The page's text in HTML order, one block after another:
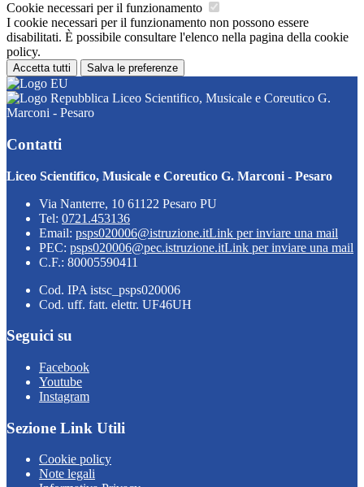
Cookie necessari per il funzionamento
I cookie necessari per il funzionamento non possono essere
disabilitati. È possibile consultare l'elenco nella pagina della cookie
policy.
Accetta tutti Salva le preferenze
Liceo Scientifico, Musicale e Coreutico G.
Marconi - Pesaro
Contatti
Liceo Scientifico, Musicale e Coreutico G. Marconi - Pesaro
Via Nanterre, 10 61122 Pesaro PU
Tel: 0721.453136
Email: psps020006@istruzione.itLink per inviare una mail
PEC: psps020006@pec.istruzione.itLink per inviare una mail
C.F.: 80005590411
Cod. IPA istsc_psps020006
Cod. uff. fatt. elettr. UF46UH
Seguici su
Facebook
Youtube
Instagram
Sezione Link Utili
Cookie policy
Note legali